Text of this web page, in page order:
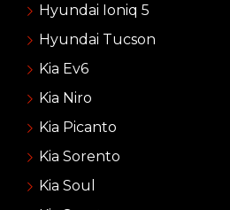
Hyundai Ioniq 5
Hyundai Tucson
Kia Ev6
Kia Niro
Kia Picanto
Kia Sorento
Kia Soul